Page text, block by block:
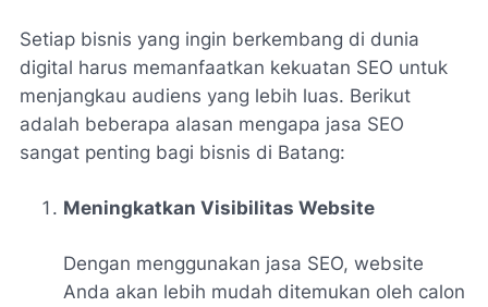
Setiap bisnis yang ingin berkembang di dunia
digital harus memanfaatkan kekuatan SEO untuk
menjangkau audiens yang lebih luas. Berikut
adalah beberapa alasan mengapa jasa SEO
sangat penting bagi bisnis di Batang:
Meningkatkan Visibilitas Website
Dengan menggunakan jasa SEO, website
Anda akan lebih mudah ditemukan oleh calon